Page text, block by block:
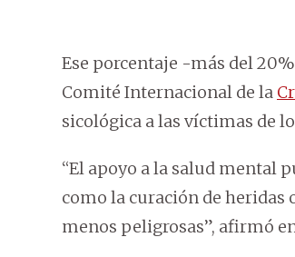
Ese porcentaje -más del
Comité Internacional de la
sicológica a las víctimas de
“El apoyo a la salud mental
como la curación de heridas
menos peligrosas”, afirmó